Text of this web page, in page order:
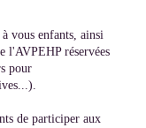
vous enfants, ainsi
l'AVPEHP réservées
pour
de participer aux